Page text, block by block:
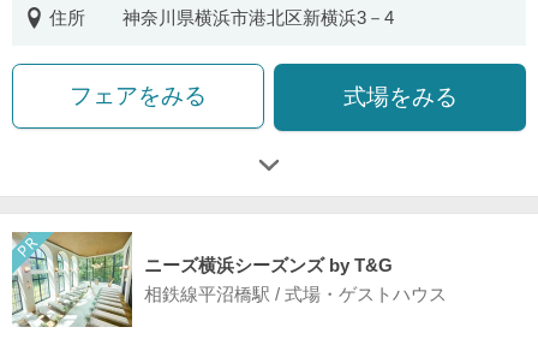
住所
神奈川県横浜市港北区新横浜3－4
フェアをみる 式場をみる
ニーズ横浜シーズンズ by T&G
相鉄線平沼橋駅 / 式場・ゲストハウス